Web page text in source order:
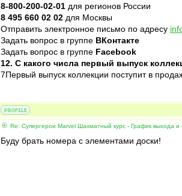
8-800-200-02-01 для регионов России
8 495 660 02 02 для Москвы
Отправить электронное письмо по адресу
Задать вопрос в группе ВКонтакте
Задать вопрос в группе Facebook
12. С какого числа первый выпуск
7Первый выпуск коллекции поступит в
Re: Супергерои Marvel Шахматный курс - График выхода и
Буду брать номера с элементами доски!